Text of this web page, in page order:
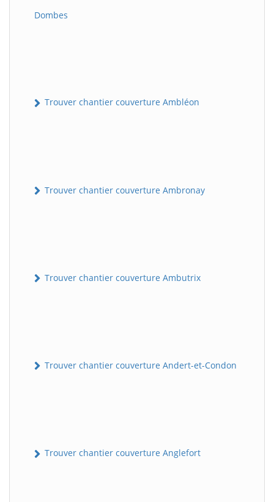
Dombes
Trouver chantier couverture Ambléon
Trouver chantier couverture Ambronay
Trouver chantier couverture Ambutrix
Trouver chantier couverture Andert-et-Condon
Trouver chantier couverture Anglefort